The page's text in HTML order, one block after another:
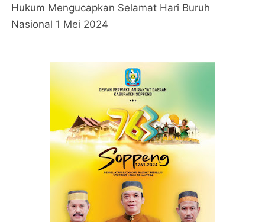
Hukum Mengucapkan Selamat Hari Buruh
Nasional 1 Mei 2024